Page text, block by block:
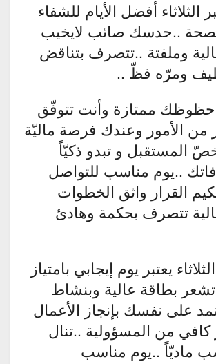
الثلاثاء أفضل الأيام للشفاء
..حدسك صائب لايخيب
وملفتة ..تتصرف بتناقض
ومرّه فظّ ..
: حظوظك ممتازة وأنت تتوفّق
من الأمور وعندك فرصة ماليّة
المستقبل و تبدو ذكيّاً
..يوم مناسب للتواصل
القرار واثق الخطوات
تتصرف بحكمة وهادئ
: الثلاثاء يعتبر يوم إيجابي بامتياز
تشعر بطاقة عالية وبنشاط
على نفسك بإنجاز الأعمال
كافي من المسؤولية ..تنال
ماديّاً ..يوم مناسب